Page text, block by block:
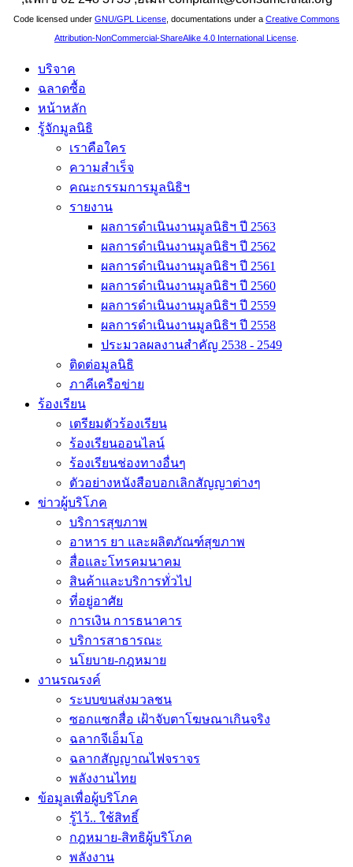
Code licensed under GNU/GPL License, documentations under a Creative Commons
Attribution-NonCommercial-ShareAlike 4.0 International License.
บริจาค
ฉลาดซื้อ
หน้าหลัก
รู้จักมูลนิธิ
เราคือใคร
ความสำเร็จ
คณะกรรมการมูลนิธิฯ
รายงาน
ผลการดำเนินงานมูลนิธิฯ ปี 2563
ผลการดำเนินงานมูลนิธิฯ ปี 2562
ผลการดำเนินงานมูลนิธิฯ ปี 2561
ผลการดำเนินงานมูลนิธิฯ ปี 2560
ผลการดำเนินงานมูลนิธิฯ ปี 2559
ผลการดำเนินงานมูลนิธิฯ ปี 2558
ประมวลผลงานสำคัญ 2538 - 2549
ติดต่อมูลนิธิ
ภาคีเครือข่าย
ร้องเรียน
เตรียมตัวร้องเรียน
ร้องเรียนออนไลน์
ร้องเรียนช่องทางอื่นๆ
ตัวอย่างหนังสือบอกเลิกสัญญาต่างๆ
ข่าวผู้บริโภค
บริการสุขภาพ
อาหาร ยา และผลิตภัณฑ์สุขภาพ
สื่อและโทรคมนาคม
สินค้าและบริการทั่วไป
ที่อยู่อาศัย
การเงิน การธนาคาร
บริการสาธารณะ
นโยบาย-กฎหมาย
งานรณรงค์
ระบบขนส่งมวลชน
ซอกแซกสื่อ เฝ้าจับตาโฆษณาเกินจริง
ฉลากจีเอ็มโอ
ฉลากสัญญาณไฟจราจร
พลังงานไทย
ข้อมูลเพื่อผู้บริโภค
รู้ไว้.. ใช้สิทธิ์
กฎหมาย-สิทธิผู้บริโภค
พลังงาน